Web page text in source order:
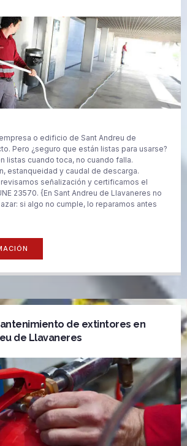
o edificio de Sant Andreu de
Pero ¿seguro que están listas para usarse?
listas cuando toca, no cuando falla.
estanqueidad y caudal de descarga.
señalización y certificamos el
23570. {En Sant Andreu de Llavaneres no
si algo no cumple, lo reparamos antes
de extintores en
de Llavaneres